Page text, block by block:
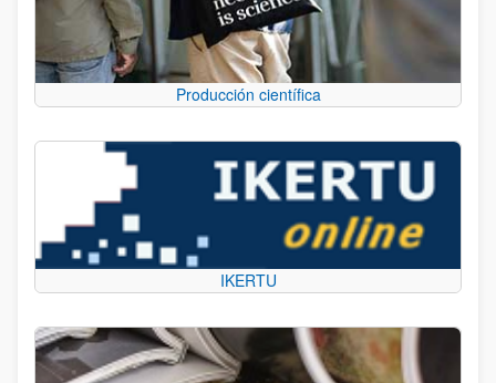
Producción científica
IKERTU